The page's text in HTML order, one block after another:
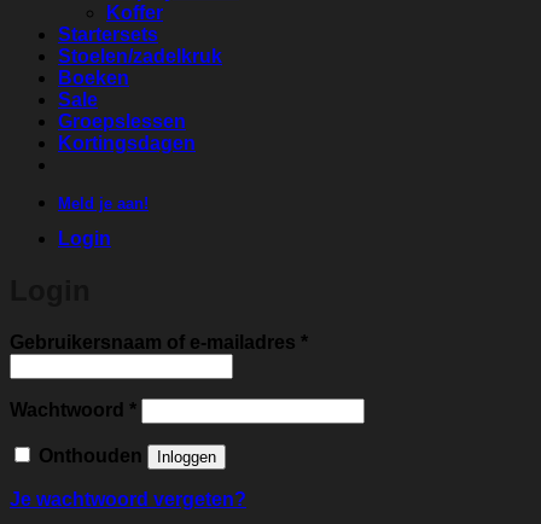
Koffer
Startersets
Stoelen/zadelkruk
Boeken
Sale
Groepslessen
Kortingsdagen
Meld je aan!
Login
Gebruikersnaam of e-mailadres *Vereist
Wachtwoord *Vereist
Onthouden Inloggen
Je wachtwoord vergeten?